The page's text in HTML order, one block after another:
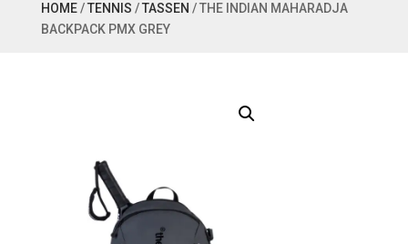
HOME/TENNIS /TASSEN / THE INDIAN MAHARADJA
BACKPACK PMX GREY